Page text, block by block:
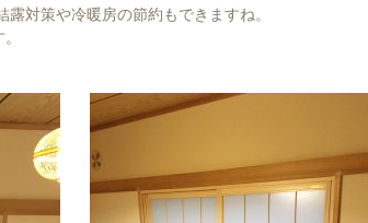
対策や冷暖房の節約もできますね。